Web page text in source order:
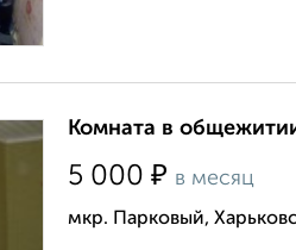
Комната в
5 000 ₽ в месяц
мкр. Парковый,